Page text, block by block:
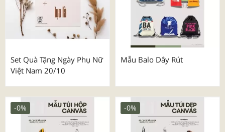
Set Quà Tặng Ngày Phụ Nữ
Việt Nam 20/10
Mẫu Balo Dây Rút
-0% -0%